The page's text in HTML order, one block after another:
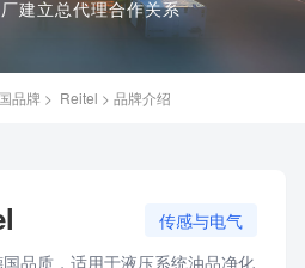
建立总代理合作关系
品牌 > Reitel > 品牌介绍
传感与电气
品质，适用于液压系统油品净化